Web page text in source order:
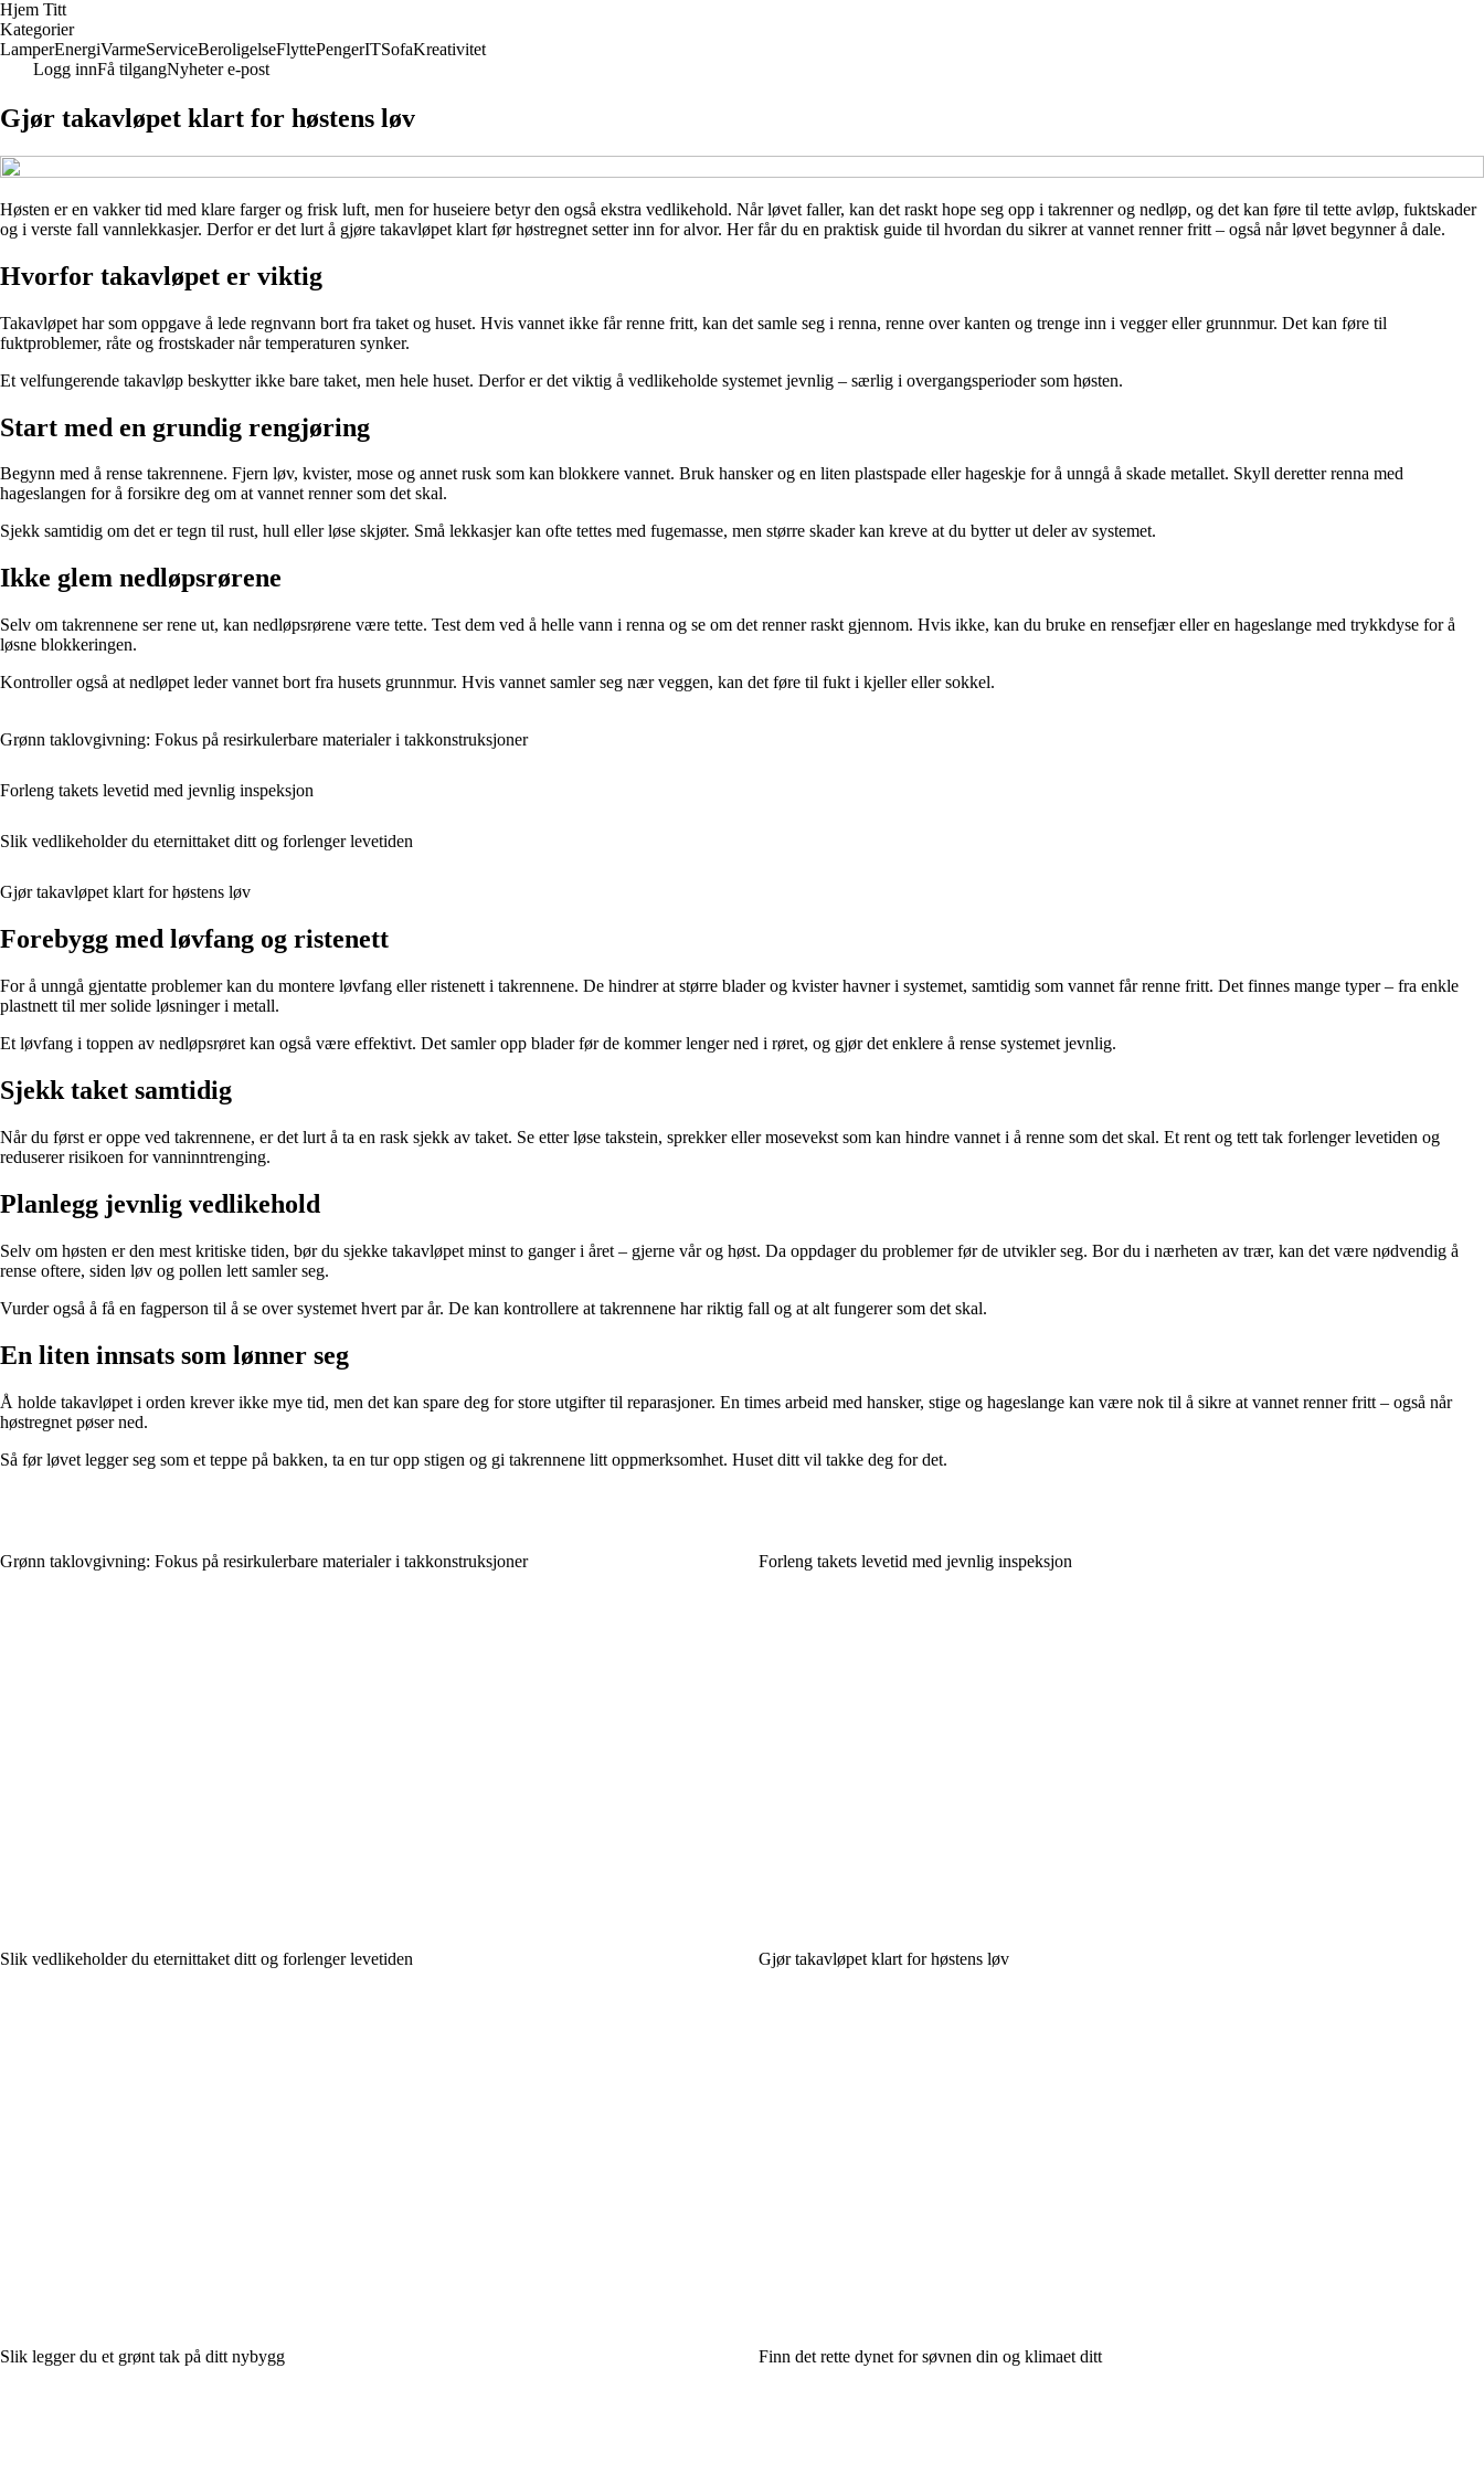
Hjem Titt
Kategorier
LamperEnergiVarmeServiceBeroligelseFlyttePengerITSofaKreativitet
Logg innFå tilgangNyheter e-post
Gjør takavløpet klart for høstens løv
Høsten er en vakker tid med klare farger og frisk luft, men for huseiere betyr den også ekstra vedlikehold. Når løvet faller, kan det raskt hope seg opp i takrenner og nedløp, og det kan føre til tette avløp, fuktskader
og i verste fall vannlekkasjer. Derfor er det lurt å gjøre takavløpet klart før høstregnet setter inn for alvor. Her får du en praktisk guide til hvordan du sikrer at vannet renner fritt – også når løvet begynner å dale.
Hvorfor takavløpet er viktig
Takavløpet har som oppgave å lede regnvann bort fra taket og huset. Hvis vannet ikke får renne fritt, kan det samle seg i renna, renne over kanten og trenge inn i vegger eller grunnmur. Det kan føre til
fuktproblemer, råte og frostskader når temperaturen synker.
Et velfungerende takavløp beskytter ikke bare taket, men hele huset. Derfor er det viktig å vedlikeholde systemet jevnlig – særlig i overgangsperioder som høsten.
Start med en grundig rengjøring
Begynn med å rense takrennene. Fjern løv, kvister, mose og annet rusk som kan blokkere vannet. Bruk hansker og en liten plastspade eller hageskje for å unngå å skade metallet. Skyll deretter renna med
hageslangen for å forsikre deg om at vannet renner som det skal.
Sjekk samtidig om det er tegn til rust, hull eller løse skjøter. Små lekkasjer kan ofte tettes med fugemasse, men større skader kan kreve at du bytter ut deler av systemet.
Ikke glem nedløpsrørene
Selv om takrennene ser rene ut, kan nedløpsrørene være tette. Test dem ved å helle vann i renna og se om det renner raskt gjennom. Hvis ikke, kan du bruke en rensefjær eller en hageslange med trykkdyse for å
løsne blokkeringen.
Kontroller også at nedløpet leder vannet bort fra husets grunnmur. Hvis vannet samler seg nær veggen, kan det føre til fukt i kjeller eller sokkel.
Grønn taklovgivning: Fokus på resirkulerbare materialer i takkonstruksjoner
Forleng takets levetid med jevnlig inspeksjon
Slik vedlikeholder du eternittaket ditt og forlenger levetiden
Gjør takavløpet klart for høstens løv
Forebygg med løvfang og ristenett
For å unngå gjentatte problemer kan du montere løvfang eller ristenett i takrennene. De hindrer at større blader og kvister havner i systemet, samtidig som vannet får renne fritt. Det finnes mange typer – fra enkle
plastnett til mer solide løsninger i metall.
Et løvfang i toppen av nedløpsrøret kan også være effektivt. Det samler opp blader før de kommer lenger ned i røret, og gjør det enklere å rense systemet jevnlig.
Sjekk taket samtidig
Når du først er oppe ved takrennene, er det lurt å ta en rask sjekk av taket. Se etter løse takstein, sprekker eller mosevekst som kan hindre vannet i å renne som det skal. Et rent og tett tak forlenger levetiden og
reduserer risikoen for vanninntrenging.
Planlegg jevnlig vedlikehold
Selv om høsten er den mest kritiske tiden, bør du sjekke takavløpet minst to ganger i året – gjerne vår og høst. Da oppdager du problemer før de utvikler seg. Bor du i nærheten av trær, kan det være nødvendig å
rense oftere, siden løv og pollen lett samler seg.
Vurder også å få en fagperson til å se over systemet hvert par år. De kan kontrollere at takrennene har riktig fall og at alt fungerer som det skal.
En liten innsats som lønner seg
Å holde takavløpet i orden krever ikke mye tid, men det kan spare deg for store utgifter til reparasjoner. En times arbeid med hansker, stige og hageslange kan være nok til å sikre at vannet renner fritt – også når
høstregnet pøser ned.
Så før løvet legger seg som et teppe på bakken, ta en tur opp stigen og gi takrennene litt oppmerksomhet. Huset ditt vil takke deg for det.
Grønn taklovgivning: Fokus på resirkulerbare materialer i takkonstruksjoner Forleng takets levetid med jevnlig inspeksjon
Slik vedlikeholder du eternittaket ditt og forlenger levetiden Gjør takavløpet klart for høstens løv
Slik legger du et grønt tak på ditt nybygg Finn det rette dynet for søvnen din og klimaet ditt